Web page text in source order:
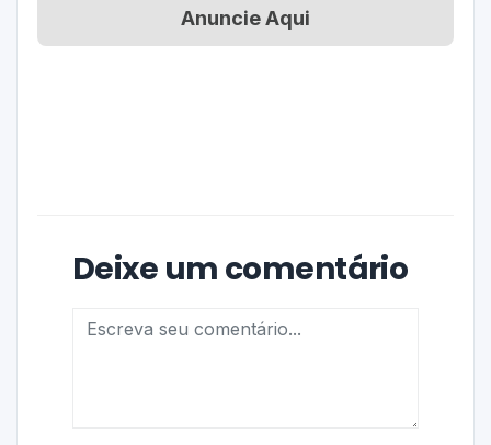
Anuncie Aqui
Deixe um comentário